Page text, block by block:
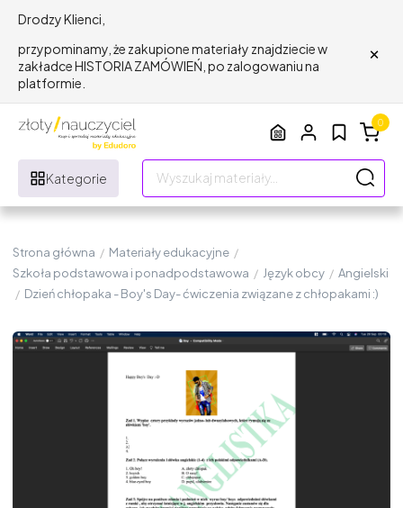
Drodzy Klienci,
przypominamy, że zakupione materiały znajdziecie w
zakładce HISTORIA ZAMÓWIEŃ, po zalogowaniu na
platformie.
×
Kategorie
0
Strona główna / Materiały edukacyjne /
Szkoła podstawowa i ponadpodstawowa / Język obcy / Angielski
/ Dzień chłopaka - Boy's Day- ćwiczenia związane z chłopakami :)